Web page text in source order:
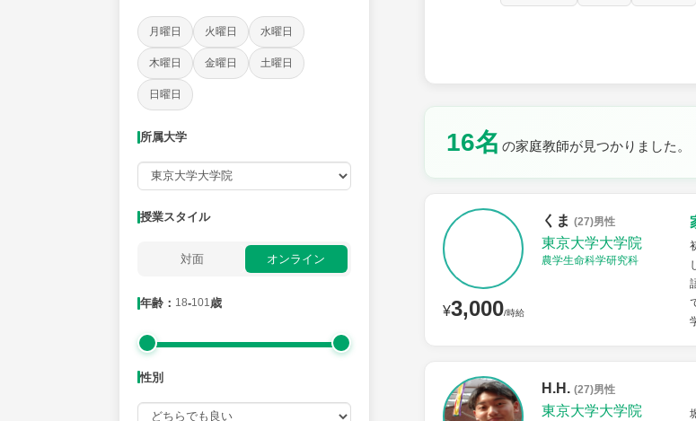
月曜日 火曜日 水曜日
木曜日 金曜日 土曜日
日曜日
所属大学
授業スタイル
対面 オンライン
年齢： 18-101歳
性別
16名 の家庭教師が見つかりました。
¥3,000/時給
くま (27)男性
東京大学大学院
農学生命科学研究科
H.H. (27)男性
東京大学大学院
時給：¥1,000 ～ ¥10,000
授業可能日
火曜日 土曜日 日曜日
所属大学